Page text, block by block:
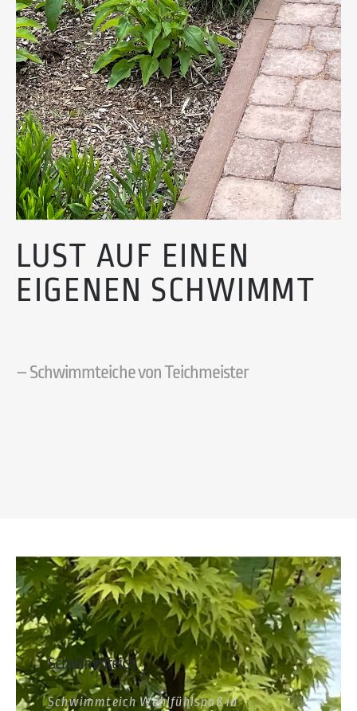
LUST AUF EINEN
EIGENEN SCHWIMM
– Schwimmteiche von Teichmeister
Schwimmteich
Schwimmteich Wohlfühlspaß in